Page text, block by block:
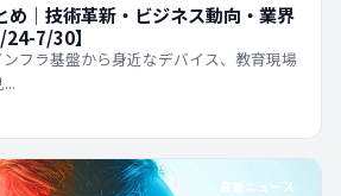
め｜技術革新・ビジネス動向・業界
7/30】
フラ基盤から身近なデバイス、教育現場
最新ニュース